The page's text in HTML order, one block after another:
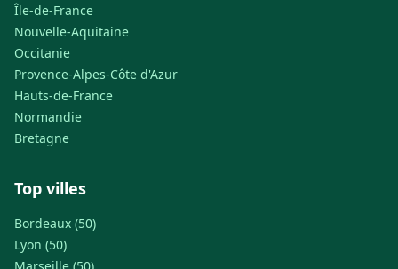
Île-de-France
Nouvelle-Aquitaine
Occitanie
Provence-Alpes-Côte d'Azur
Hauts-de-France
Normandie
Bretagne
Top villes
Bordeaux (50)
Lyon (50)